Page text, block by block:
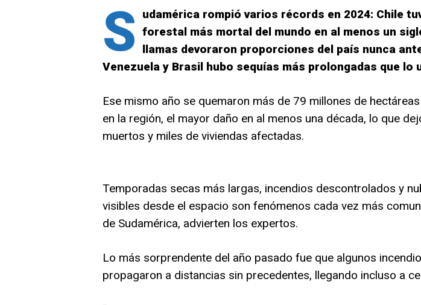
S
udamérica rompió varios récords en 2024: Chile
forestal más mortal del mundo en al menos un
llamas devoraron proporciones del país nunca
Venezuela y Brasil hubo sequías más prolongadas que lo
Ese mismo año se quemaron más de 79 millones de
en la región, el mayor daño en al menos una década, lo que
muertos y miles de viviendas afectadas.
Temporadas secas más largas, incendios descontrolados y
visibles desde el espacio son fenómenos cada vez más
de Sudamérica, advierten los expertos.
Lo más sorprendente del año pasado fue que algunos
propagaron a distancias sin precedentes, llegando incluso a